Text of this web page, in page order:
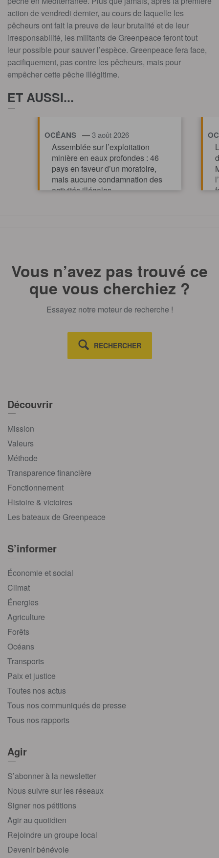
action de vendredi dernier, au cours de laquelle les
pêcheurs ont fait la preuve de leur brutalité et de leur
irresponsabilité, les militants de Greenpeace feront tout
leur possible pour sauver l’espèce. Greenpeace fera face,
pacifiquement, pas contre les pêcheurs, mais pour
empêcher cette pêche illégitime.
ET AUSSI...
OCÉANS —3 août 2026
Assemblée sur l’exploitation
minière en eaux profondes : 46
pays en faveur d’un moratoire,
mais aucune condamnation des
activités illégales
Vous n’avez pas trouvé ce
que vous cherchiez ?
Essayez notre moteur de recherche !
RECHERCHER
Découvrir
Mission
Valeurs
Méthode
Transparence financière
Fonctionnement
Histoire & victoires
Les bateaux de Greenpeace
S’informer
Économie et social
Climat
Énergies
Agriculture
Forêts
Océans
Transports
Paix et justice
Toutes nos actus
Tous nos communiqués de presse
Tous nos rapports
Agir
S’abonner à la newsletter
Nous suivre sur les réseaux
Signer nos pétitions
Agir au quotidien
Rejoindre un groupe local
Devenir bénévole